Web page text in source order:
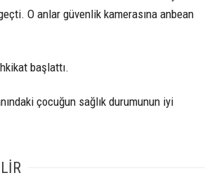
O anlar güvenlik kamerasına anbean
başlattı.
çocuğun sağlık durumunun iyi